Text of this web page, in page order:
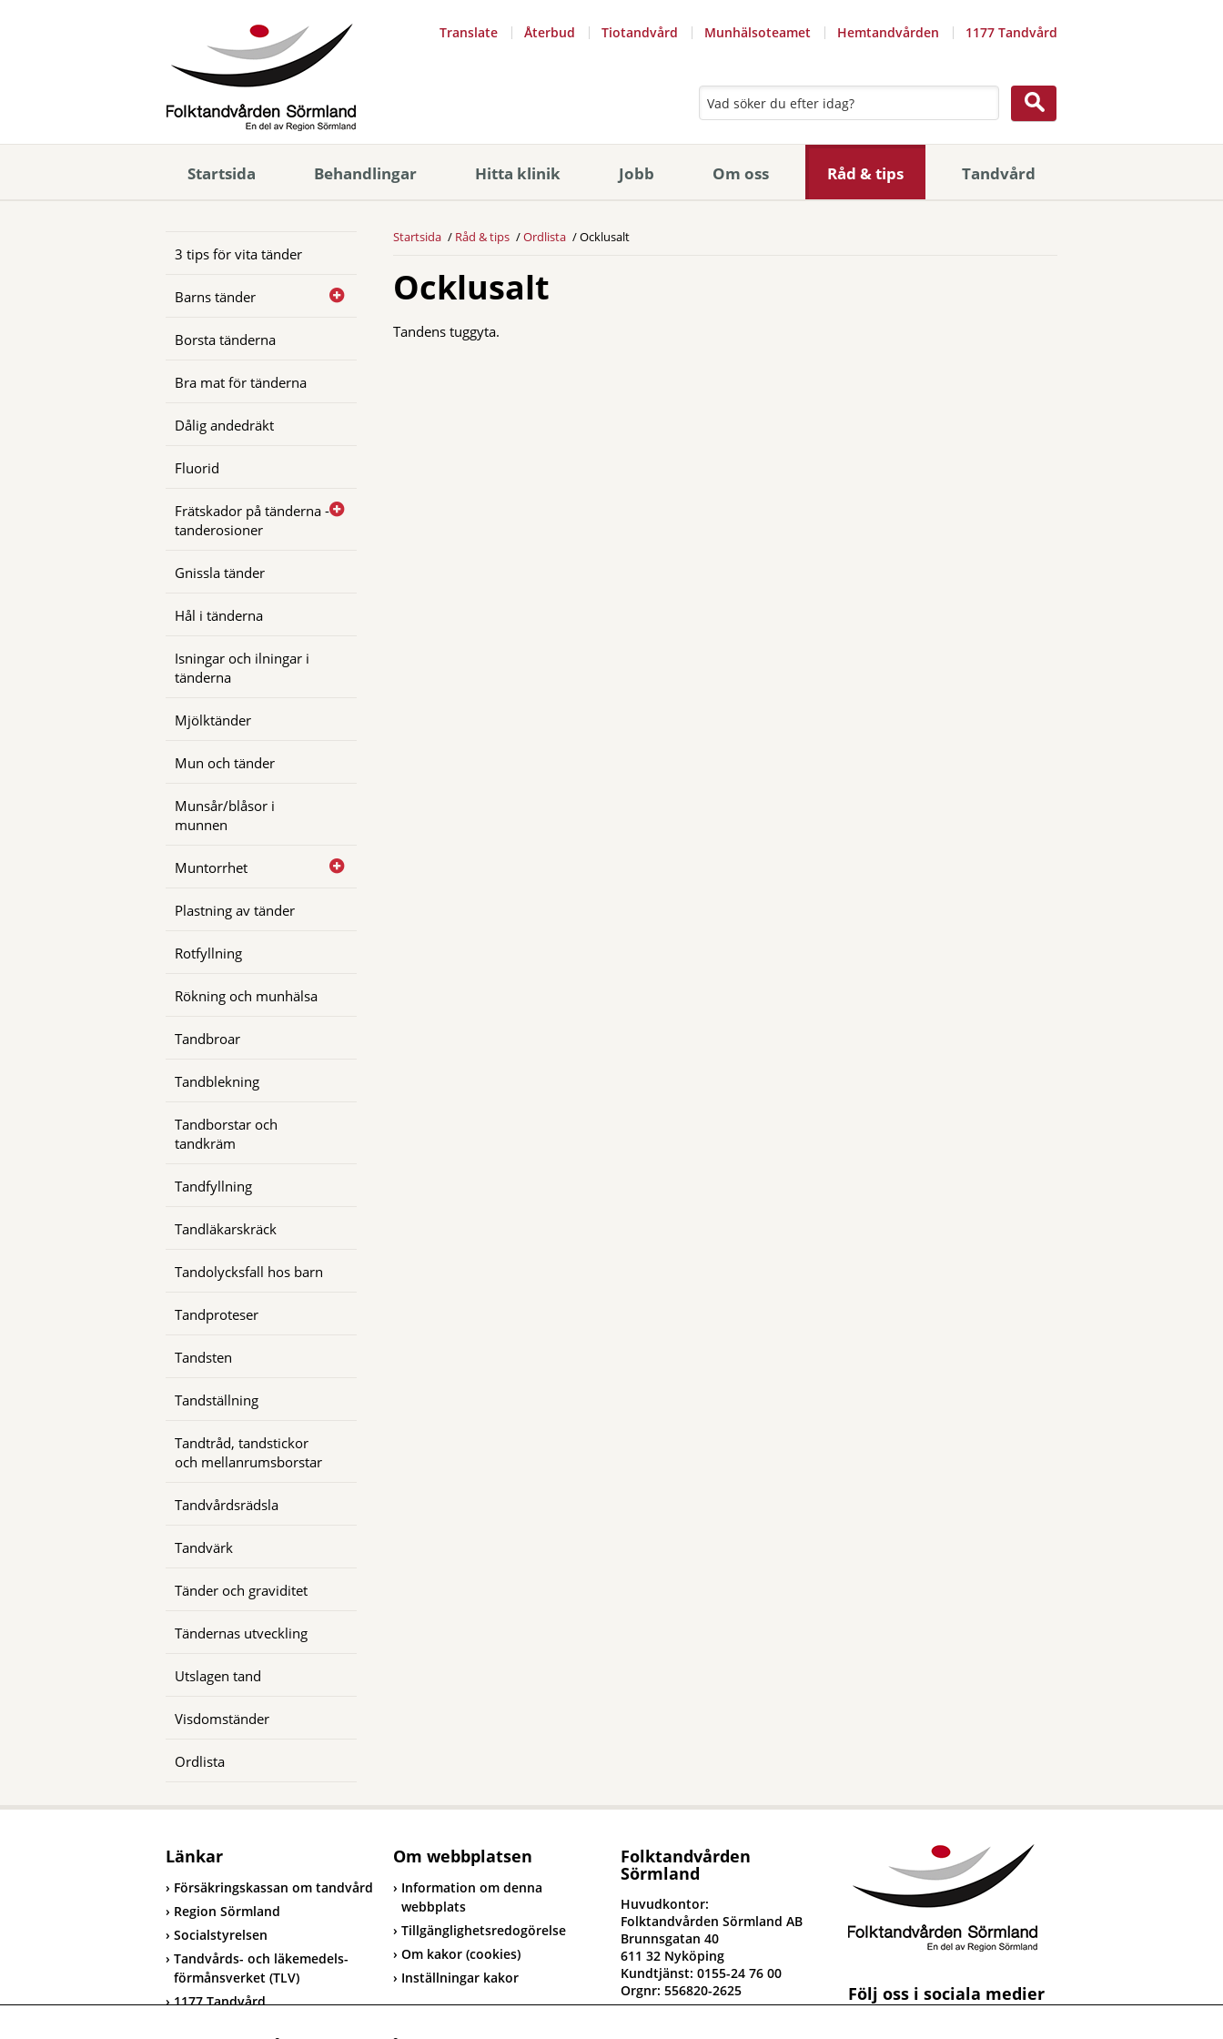
Translate Återbud Tiotandvård Munhälsoteamet Hemtandvården 1177 Tandvård
Startsida Behandlingar Hitta klinik Jobb Om oss Råd & tips Tandvård
3 tips för vita tänder
Barns tänder
Borsta tänderna
Bra mat för tänderna
Dålig andedräkt
Fluorid
Frätskador på tänderna -
tanderosioner
Gnissla tänder
Hål i tänderna
Isningar och ilningar i
tänderna
Mjölktänder
Mun och tänder
Munsår/blåsor i
munnen
Muntorrhet
Plastning av tänder
Rotfyllning
Rökning och munhälsa
Tandbroar
Tandblekning
Tandborstar och
tandkräm
Tandfyllning
Tandläkarskräck
Tandolycksfall hos barn
Tandproteser
Tandsten
Tandställning
Tandtråd, tandstickor
och mellanrumsborstar
Tandvårdsrädsla
Tandvärk
Tänder och graviditet
Tändernas utveckling
Utslagen tand
Visdomständer
Ordlista
Startsida Råd & tips Ordlista Ocklusalt
Ocklusalt
Tandens tuggyta.
Länkar
Försäkringskassan om tandvård
Region Sörmland
Socialstyrelsen
Tandvårds- och läkemedels-
förmånsverket (TLV)
1177 Tandvård
Om webbplatsen
Information om denna
webbplats
Tillgänglighetsredogörelse
Om kakor (cookies)
Inställningar kakor
Folktandvården
Sörmland
Huvudkontor:
Folktandvården Sörmland AB
Brunnsgatan 40
611 32 Nyköping
Kundtjänst: 0155-24 76 00
Orgnr: 556820-2625
Följ oss i sociala medier